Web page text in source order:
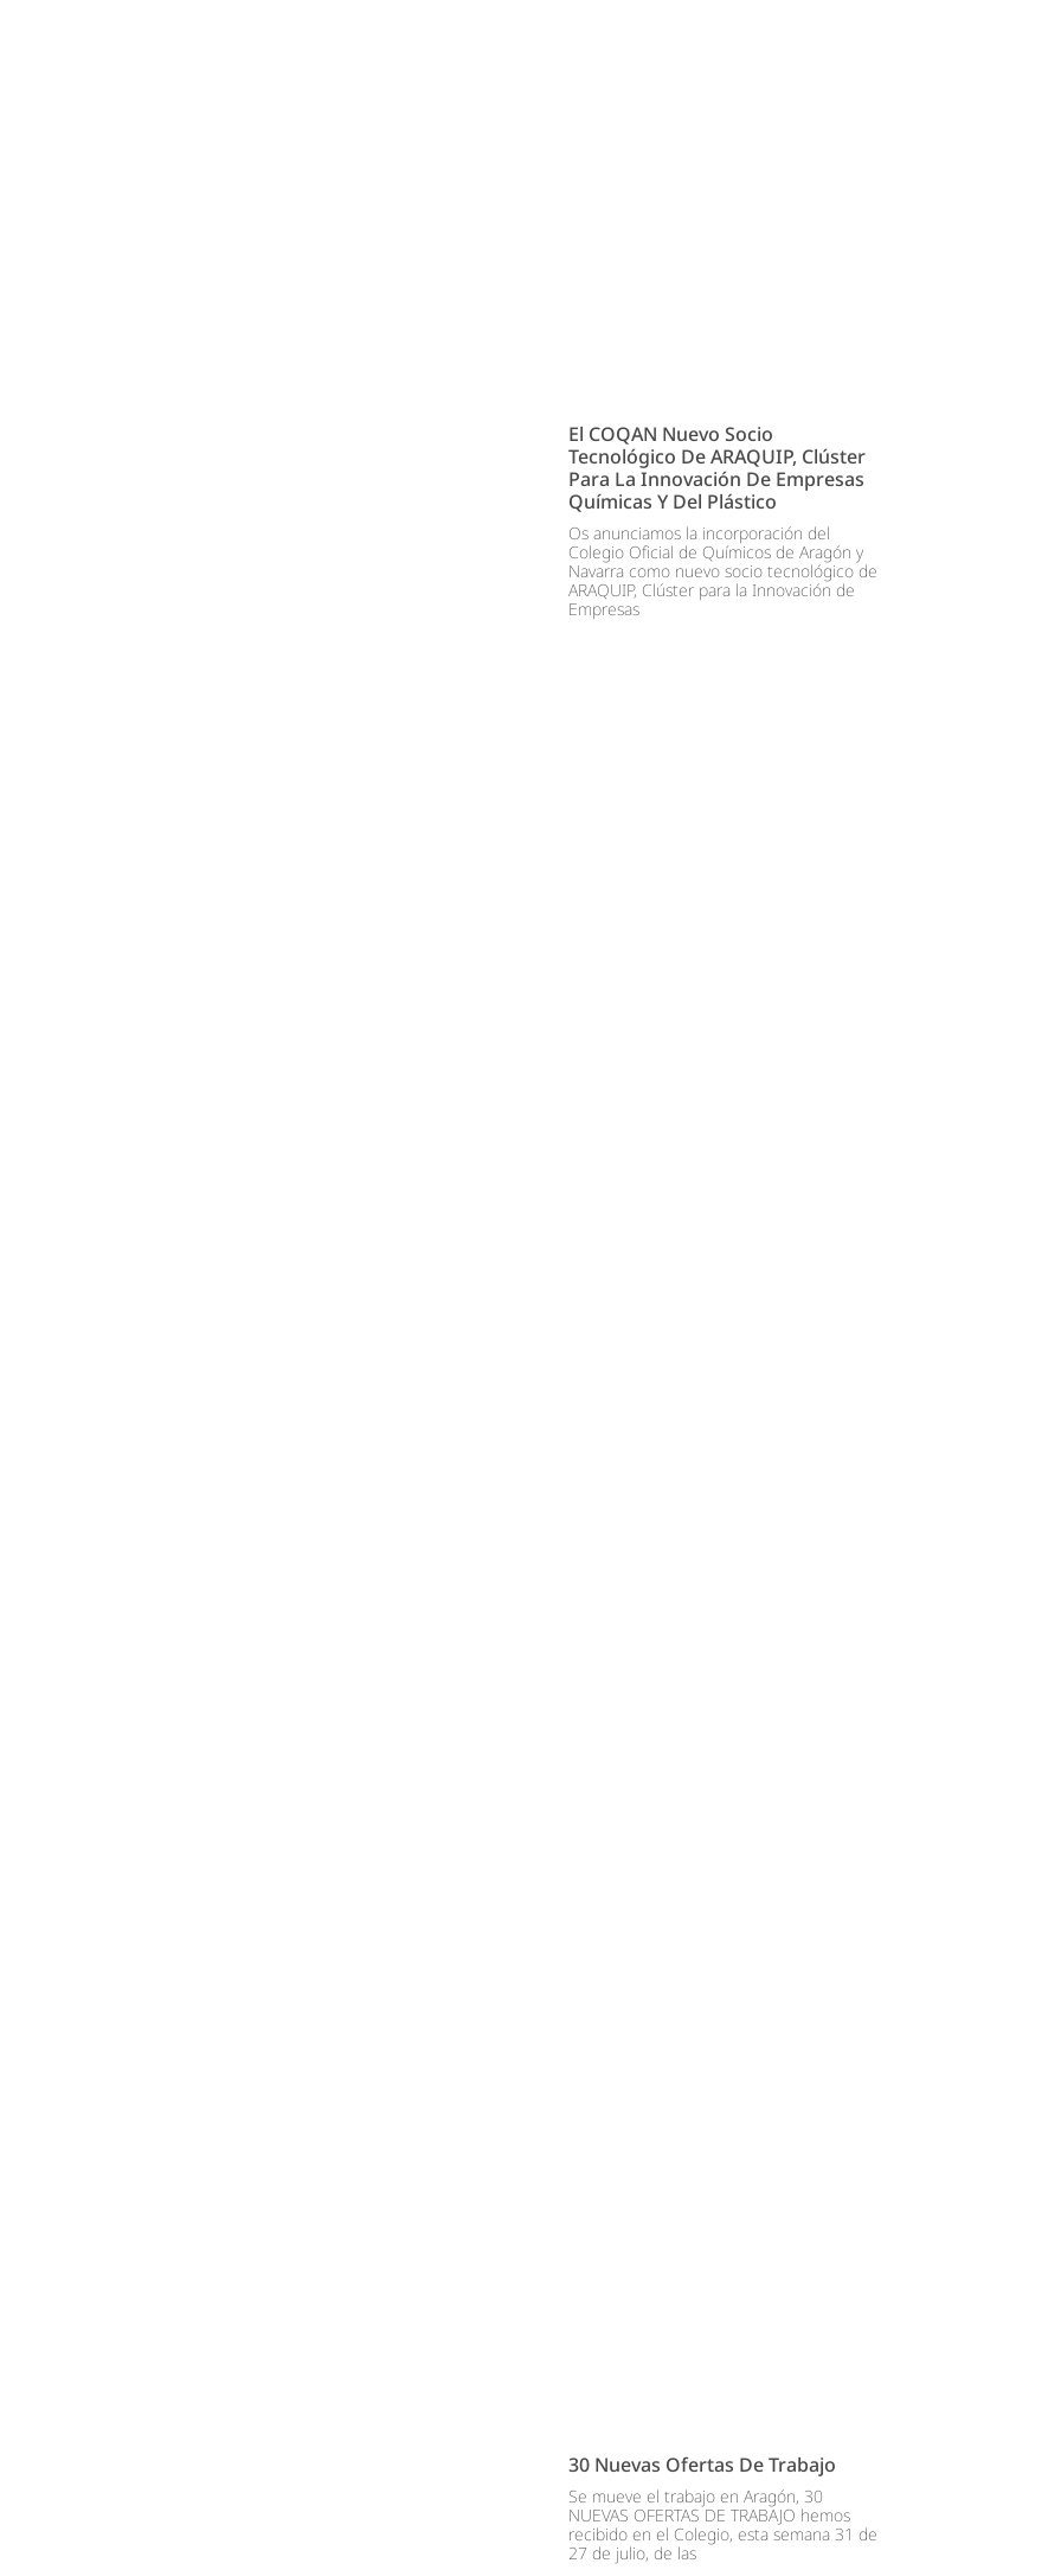
El COQAN Nuevo Socio
Tecnológico De ARAQUIP, Clúster
Para La Innovación De Empresas
Químicas Y Del Plástico
Os anunciamos la incorporación del
Colegio Oficial de Químicos de Aragón y
Navarra como nuevo socio tecnológico de
ARAQUIP, Clúster para la Innovación de
Empresas
30 Nuevas Ofertas De Trabajo
Se mueve el trabajo en Aragón, 30
NUEVAS OFERTAS DE TRABAJO hemos
recibido en el Colegio, esta semana 31 de
27 de julio, de las